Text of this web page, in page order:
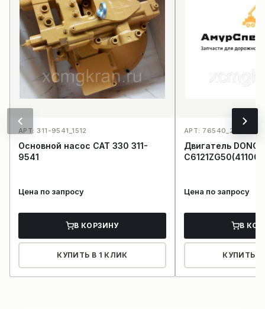
АРТ: 311-9541_1512
Основной насос CAT 330 311-
9541
Цена по запросу
В КОРЗИНУ
КУПИТЬ В 1 КЛИК
АРТ: 76540_2229
Двигатель
Цена по запросу
В
КУПИТЬ В